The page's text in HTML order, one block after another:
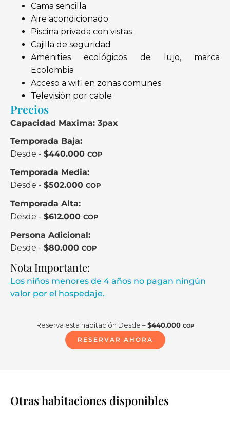
Cama sencilla
Aire acondicionado
Piscina privada con vistas
Cajilla de seguridad
Amenities ecológicos de lujo, marca
Ecolombia
Acceso a wifi en zonas comunes
Televisión por cable
Precios
Capacidad Maxima: 3pax
Temporada Baja:
Desde - $440.000 COP
Temporada Media:
Desde - $502.000 COP
Temporada Alta:
Desde - $612.000 COP
Persona Adicional:
Desde - $80.000 COP
Nota Importante:
Los niños menores de 4 años no pagan ningún
valor por el hospedaje.
Reserva esta habitación Desde –$440.000 COP
RESERVAR AHORA
Otras habitaciones disponibles